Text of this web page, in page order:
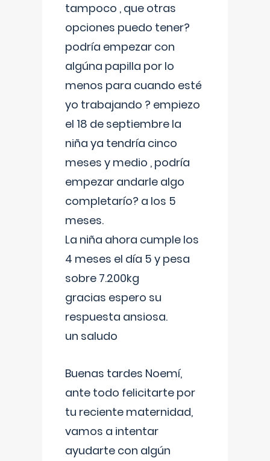
tampoco , que otras
opciones puedo tener?
podría empezar con
algúna papilla por lo
menos para cuando esté
yo trabajando ? empiezo
el 18 de septiembre la
niña ya tendría cinco
meses y medio , podría
empezar andarle algo
completarío? a los 5
meses.
La niña ahora cumple los
4 meses el día 5 y pesa
sobre 7.200kg
gracias espero su
respuesta ansiosa.
un saludo
Buenas tardes Noemí,
ante todo felicitarte por
tu reciente maternidad,
vamos a intentar
ayudarte con algún